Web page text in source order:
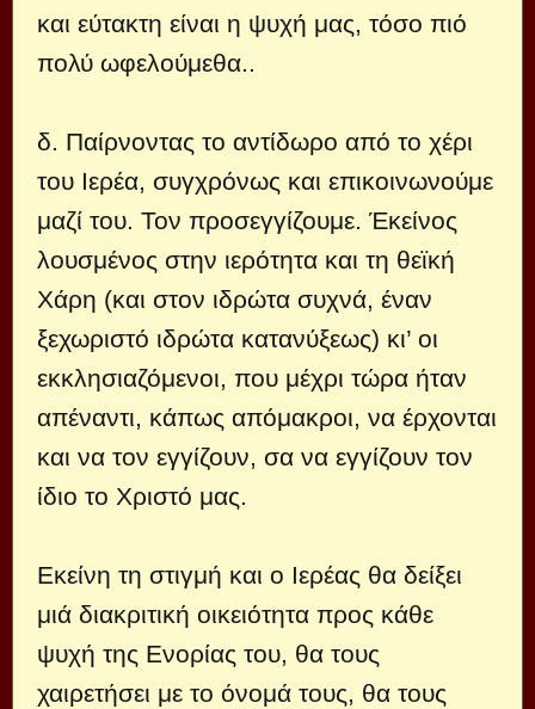
και εύτακτη είναι η ψυχή μας, τόσο πιό
πολύ ωφελούμεθα..
δ. Παίρνοντας το αντίδωρο από το χέρι
του Ιερέα, συγχρόνως και επικοινωνούμε
μαζί του. Τον προσεγγίζουμε. Έκείνος
λουσμένος στην ιερότητα και τη θεϊκή
Χάρη (και στον ιδρώτα συχνά, έναν
ξεχωριστό ιδρώτα κατανύξεως) κι’ οι
εκκλησιαζόμενοι, που μέχρι τώρα ήταν
απέναντι, κάπως απόμακροι, να έρχονται
και να τον εγγίζουν, σα να εγγίζουν τον
ίδιο το Χριστό μας.
Εκείνη τη στιγμή και ο Ιερέας θα δείξει
μιά διακριτική οικειότητα προς κάθε
ψυχή της Ενορίας του, θα τους
χαιρετήσει με το όνομά τους, θα τους